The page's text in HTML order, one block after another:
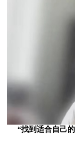
“找到适合自己